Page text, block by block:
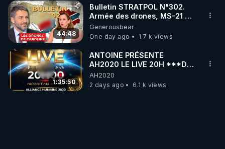
44:48
Bulletin STRATPOL N°302.
Armée des drones, MS-21 en
série, missiles coréens.
07.08.2026.
Generousbear
One day ago
1.7 k views
1:35:50
ANTOINE PRÉSENTE
AH2020 LE LIVE 20H ***DU
06/08/2026***
AH2020
2 days ago
6.1 k views